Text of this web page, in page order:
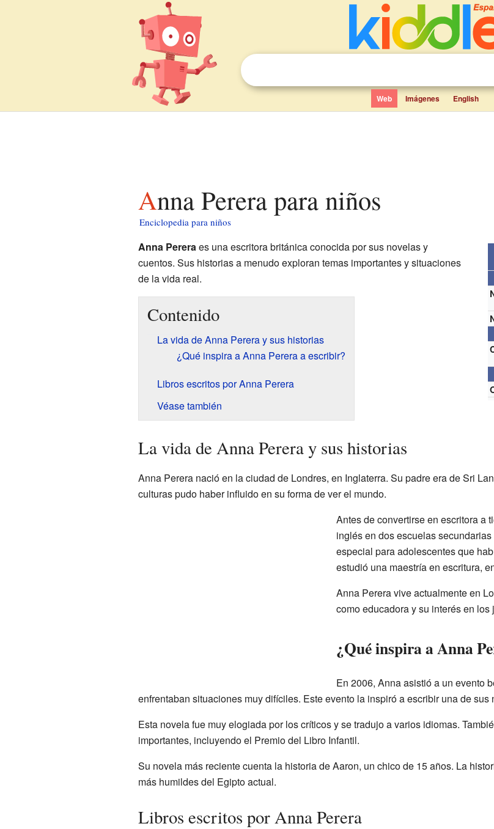
Web Imágenes English
Anna Perera para niños
Enciclopedia para niños
Anna Pereraes una escritora británica conocida por sus novelas y
cuentos. Sus historias a menudo exploran temas importantes y situaciones
de la vida real.
Contenido
La vida de Anna Perera y sus historias
¿Qué inspira a Anna Perera a escribir?
Libros escritos por Anna Perera
Véase también
La vida de Anna Perera y sus historias
Anna Perera nació en la ciudad de Londres, en Inglaterra. Su padre era de Sri
culturas pudo haber influido en su forma de ver el mundo.
Antes de convertirse en escritora a
inglés en dos escuelas
especial para adolescentes que
estudió una maestría en escritura,
Anna Perera vive actualmente en
como educadora y su interés en
¿Qué inspira a Anna
En 2006, Anna asistió a un evento
enfrentaban situaciones muy difíciles. Este evento la inspiró a escribir una de sus
Esta novela fue muy elogiada por los críticos y se tradujo a varios idiomas.
importantes, incluyendo el Premio del Libro Infantil.
Su novela más reciente cuenta la historia de Aaron, un chico de 15 años. La
más humildes del Egipto actual.
Libros escritos por Anna Perera